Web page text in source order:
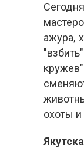
ажура,
охоты